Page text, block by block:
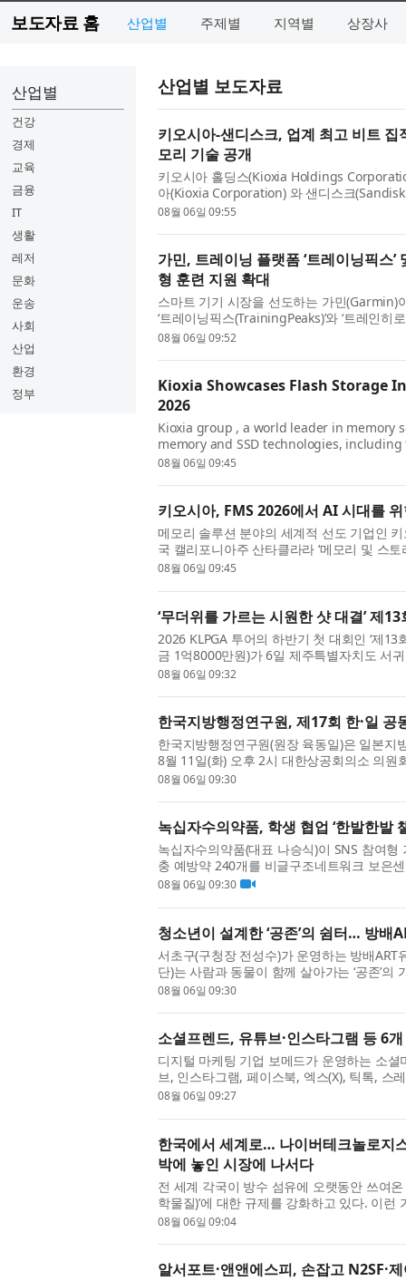
보도자료 홈 산업별 주제별 지역별 상장사
산업별
건강
경제
교육
금융
IT
생활
레저
문화
운송
사회
산업
환경
정부
산업별 보도자료
키오시아-샌디스크, 업계 최고 비트
모리 기술 공개
키오시아 홀딩스(Kioxia Holdings
아(Kioxia Corporation) 와 샌디스크
리지의 미래 콘퍼런스(Future of Memory
08월 06일 09:55
가민, 트레이닝 플랫폼 ‘트레이닝픽스’
형 훈련 지원 확대
스마트 기기 시장을 선도하는 가민(Garmin)
‘트레이닝픽스(TrainingPeaks)’와 ‘트레인
은 피트니스 및 웰니스 생태계 전반에 새로
08월 06일 09:52
Kioxia Showcases Flash Storage
2026
Kioxia group , a world leader in memory
memory and SSD technologies,
Super High IOPS SSDs, optimized for
08월 06일 09:45
키오시아, FMS 2026에서 AI 시대를
메모리 솔루션 분야의 세계적 선도 기업인
국 캘리포니아주 산타클라라 ‘메모리 및 스
Storage)’ 행사에서 GPU 직접 액세스에 최
08월 06일 09:45
‘무더위를 가르는 시원한 샷 대결’ 제
2026 KLPGA 투어의 하반기 첫 대회인 ‘제
금 1억8000만원)가 6일 제주특별자치도 서
렸다. 올해로 13회를 맞은 제주삼다수 마스
08월 06일 09:32
한국지방행정연구원, 제17회 한·일 공
한국지방행정연구원(원장 육동일)은 일본지
8월 11일(화) 오후 2시 대한상공회의소 의원
다. 이번 세미나는 ‘지역 과제 대응을 위한
08월 06일 09:30
녹십자수의약품, 학생 협업 ‘한발한발
녹십자수의약품(대표 나승식)이 SNS 참여형
충 예방약 240개를 비글구조네트워크 보은
이스튼국제학교 학생 프로젝트
08월 06일 09:30
청소년이 설계한 ‘공존’의 쉼터… 방배
서초구(구청장 전성수)가 운영하는 방배
단)는 사람과 동물이 함께 살아가는 ‘공존’
‘뚝딱공작소’를 성공적으로 마무리했다. ‘뚝
08월 06일 09:30
소셜프렌드, 유튜브·인스타그램 등 6
디지털 마케팅 기업 보메드가 운영하는 소셜
브, 인스타그램, 페이스북, 엑스(X), 틱톡, 스
한곳에서 이용할 수 있는 통합 환경을 제공
08월 06일 09:27
한국에서 세계로… 나이버테크놀로지
박에 놓인 시장에 나서다
전 세계 각국이 방수 섬유에 오랫동안 쓰여
학물질)’에 대한 규제를 강화하고 있다. 이
Technologies Pte. Ltd.)가 성능 저하 없이
08월 06일 09:04
알서포트·앤앤에스피, 손잡고 N2SF·